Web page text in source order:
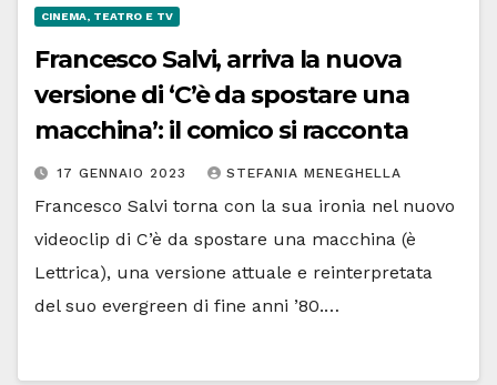
CINEMA, TEATRO E TV
Francesco Salvi, arriva la nuova
versione di ‘C’è da spostare una
macchina’: il comico si racconta
17 GENNAIO 2023 STEFANIA MENEGHELLA
Francesco Salvi torna con la sua ironia nel nuovo
videoclip di C’è da spostare una macchina (è
Lettrica), una versione attuale e reinterpretata
del suo evergreen di fine anni ’80.…